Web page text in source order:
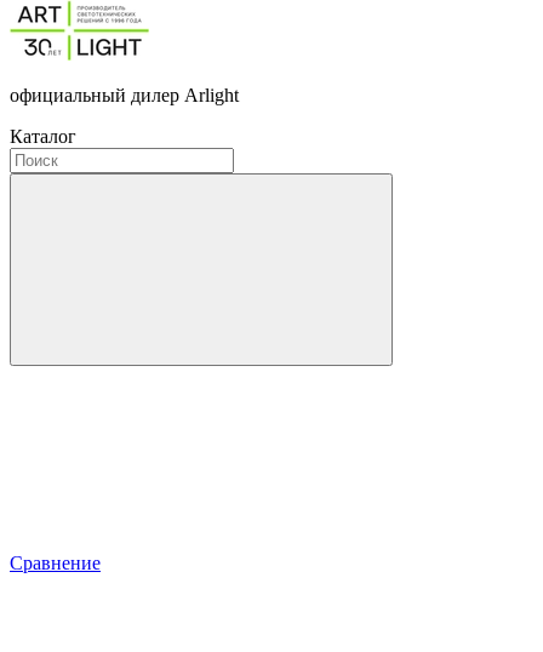
официальный дилер Arlight
Каталог
Сравнение